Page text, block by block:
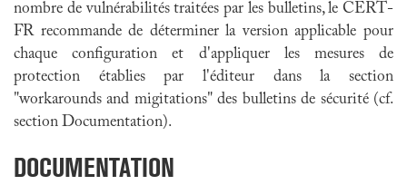
nombre de vulnérabilités traitées par les bulletins, le CERT-
FR recommande de déterminer la version applicable pour
chaque configuration et d'appliquer les mesures de
protection établies par l'éditeur dans la section
"workarounds and migitations" des bulletins de sécurité (cf.
section Documentation).
DOCUMENTATION